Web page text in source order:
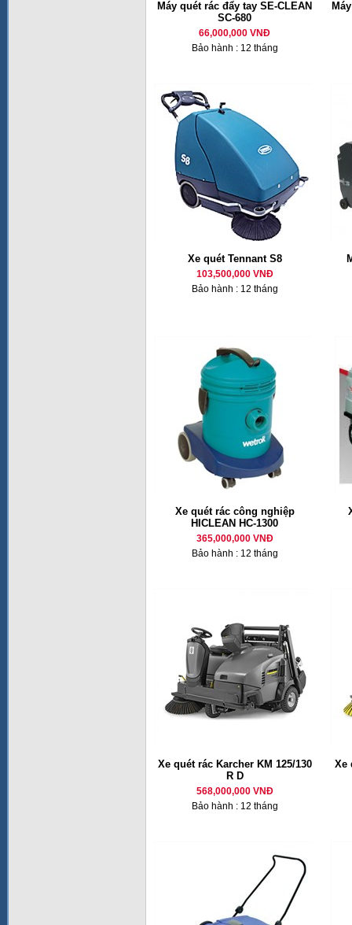
Máy quét rác đẩy tay SE-CLEAN
SC-680
66,000,000 VNĐ
Bảo hành : 12 tháng
Xe quét Tennant S8
103,500,000 VNĐ
Bảo hành : 12 tháng
Xe quét rác công nghiệp
HICLEAN HC-1300
365,000,000 VNĐ
Bảo hành : 12 tháng
Xe quét rác Karcher KM 125/130
R D
568,000,000 VNĐ
Bảo hành : 12 tháng
Xe